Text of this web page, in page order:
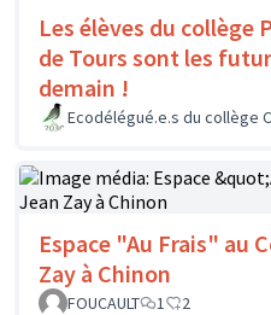
Les élèves du collège
de Tours sont les
demain !
Ecodélégué.e.s du collège
Espace "Au Frais" au
Zay à Chinon
FOUCAULT
1 2